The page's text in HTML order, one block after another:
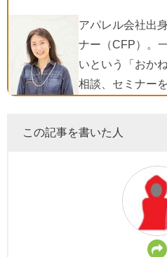
アパレル会社出
ナー（CFP）。
いという「おか
相談、セミナーを
この記事を書いた人